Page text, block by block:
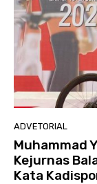
ADVETORIAL
Muhammad
Kejurnas
Kata